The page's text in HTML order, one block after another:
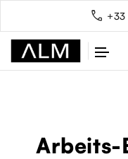
+33
Arbeits-